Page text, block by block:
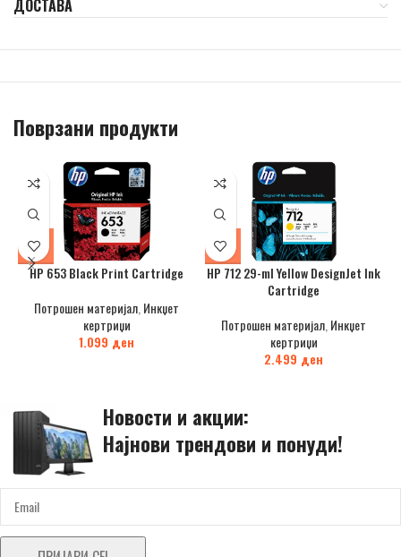
ДОСТАВА
Поврзани продукти
HP 653 Black Print Cartridge
Потрошен материјал Инкџет
кертриџи
1.099 ден
HP 712 29-ml Yellow DesignJet Ink
Cartridge
Потрошен материјал Инкџет
кертриџи
2.499 ден
Новости и акции:
Најнови трендови и понуди!